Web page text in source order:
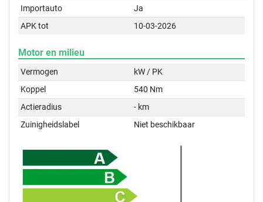
Importauto
Ja
APK tot
10-03-2026
Motor en milieu
Vermogen
kW / PK
Koppel
540 Nm
Actieradius
- km
Zuinigheidslabel
Niet beschikbaar